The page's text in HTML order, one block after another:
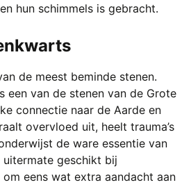
hun schimmels is gebracht.
de meest beminde stenen.
een van de stenen van de Grote
connectie naar de Aarde en
overvloed uit, heelt trauma’s
de ware essentie van
geschikt bij
eens wat extra aandacht aan